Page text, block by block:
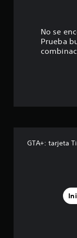
No se
Prueba
GTA+: tarjeta